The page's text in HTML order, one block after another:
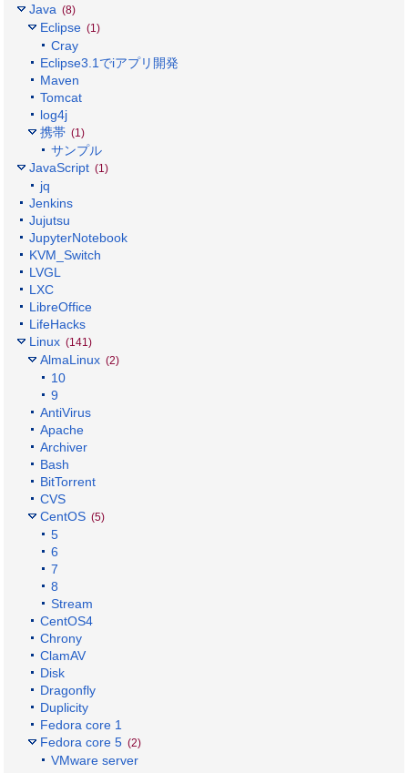
Java (8)
Eclipse (1)
Cray
Eclipse3.1でiアプリ開発
Maven
Tomcat
log4j
携帯 (1)
サンプル
JavaScript (1)
jq
Jenkins
Jujutsu
JupyterNotebook
KVM_Switch
LVGL
LXC
LibreOffice
LifeHacks
Linux (141)
AlmaLinux (2)
10
9
AntiVirus
Apache
Archiver
Bash
BitTorrent
CVS
CentOS (5)
5
6
7
8
Stream
CentOS4
Chrony
ClamAV
Disk
Dragonfly
Duplicity
Fedora core 1
Fedora core 5 (2)
VMware server